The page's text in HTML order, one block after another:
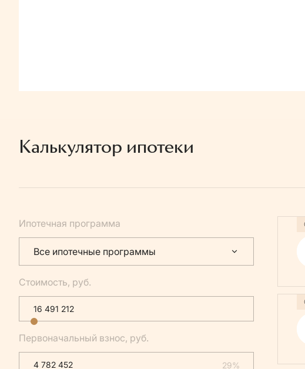
Калькулятор ипотеки
Ипотечная программа
Все ипотечные программы
Стоимость, руб.
Первоначальный взнос, руб.
29%